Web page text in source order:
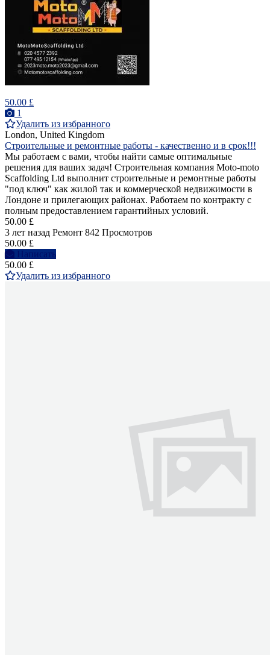
50.00 £
1
Удалить из избранного
London, United Kingdom
Строительные и ремонтные работы - качественно и в срок!!!
Мы работаем с вами, чтобы найти самые оптимальные
решения для ваших задач! Строительная компания Moto-moto
Scaffolding Ltd выполнит строительные и ремонтные работы
"под ключ" как жилой так и коммерческой недвижимости в
Лондоне и прилегающих районах. Работаем по контракту с
полным предоставлением гарантийных условий.
50.00 £
3 лет назад Ремонт 842 Просмотров
50.00 £
Написать
50.00 £
Удалить из избранного